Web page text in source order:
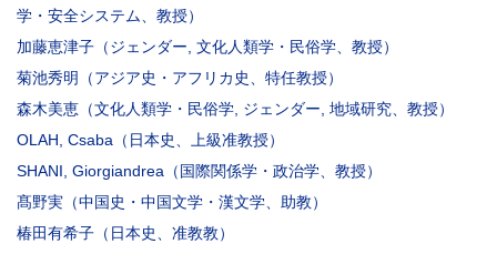
学・安全システム 、教授）
加藤恵津子（ジェンダー, 文化人類学・民俗学 、教授）
菊池秀明（アジア史・アフリカ史
、特任教授）
森木美恵（文化人類学・民俗学, ジェンダー, 地域研究 、教授）
OLAH, Csaba（ 日本史
、上級准教授）
SHANI, Giorgiandrea（国際関係学・政治学、教授）
髙野実（中国史・中国文学・漢文学、助教）
椿田有希子（ 日本史
、准教教）